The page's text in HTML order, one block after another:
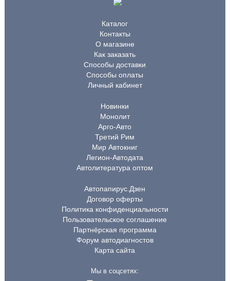
Каталог
Контакты
О магазине
Как заказать
Способы доставки
Способы оплаты
Личный кабинет
Новинки
Монолит
Арго-Авто
Третий Рим
Мир Автокниг
Легион-Автодата
Автолитература оптом
Автопапирус.Дзен
Договор оферты
Политика конфиденциальности
Пользовательское соглашение
Партнёрская программа
Форум автодиагностов
Карта сайта
Мы в соцсетях: